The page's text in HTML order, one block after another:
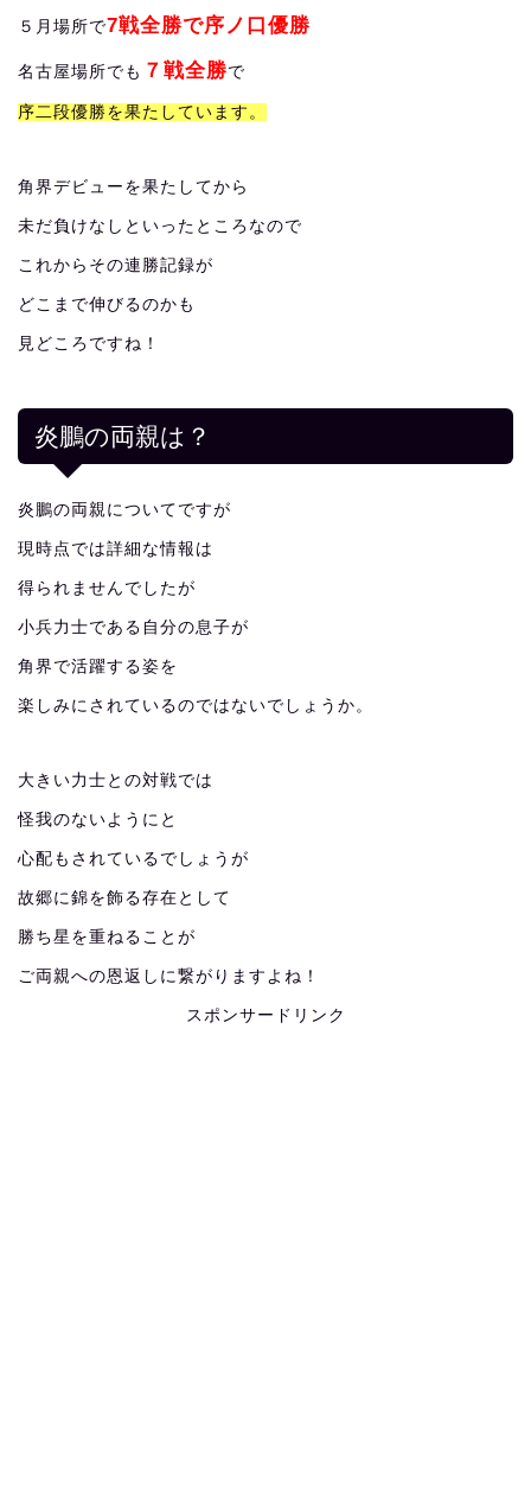
５月場所で7戦全勝で序ノ口優勝
名古屋場所でも ７戦全勝で
序二段優勝を果たしています。
角界デビューを果たしてから
未だ負けなしといったところなので
これからその連勝記録が
どこまで伸びるのかも
見どころですね！
炎鵬の両親は？
炎鵬の両親についてですが
現時点では詳細な情報は
得られませんでしたが
小兵力士である自分の息子が
角界で活躍する姿を
楽しみにされているのではないでしょうか。
大きい力士との対戦では
怪我のないようにと
心配もされているでしょうが
故郷に錦を飾る存在として
勝ち星を重ねることが
ご両親への恩返しに繋がりますよね！
スポンサードリンク